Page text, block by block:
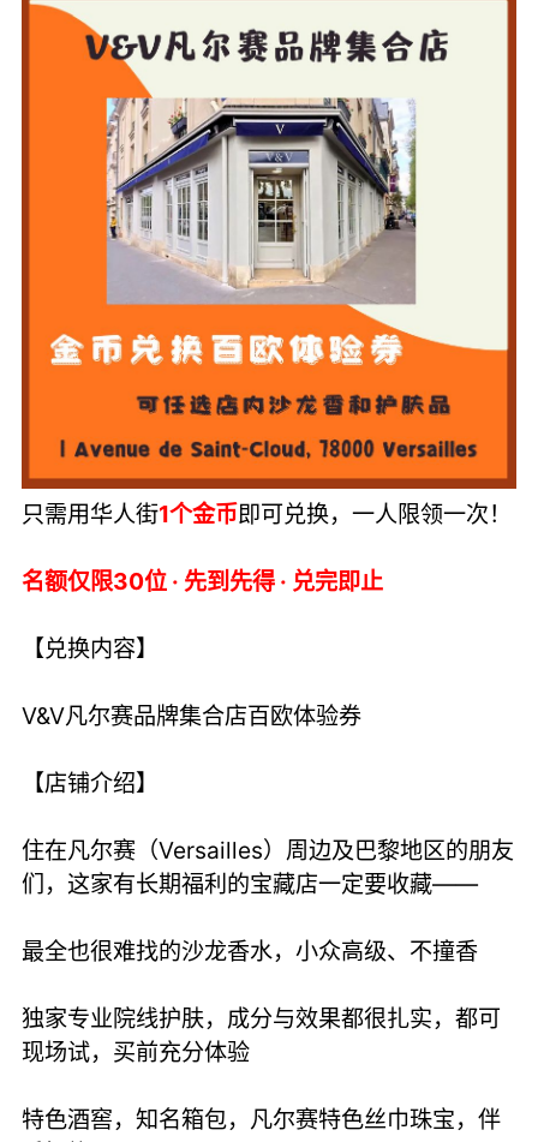
只需用华人街1个金币即可兑换，一人限领一次！
名额仅限30位 · 先到先得 · 兑完即止
【兑换内容】
V&V凡尔赛品牌集合店百欧体验券
【店铺介绍】
住在凡尔赛（Versailles）周边及巴黎地区的朋友
们，这家有长期福利的宝藏店一定要收藏——
最全也很难找的沙龙香水，小众高级、不撞香
独家专业院线护肤，成分与效果都很扎实，都可
现场试，买前充分体验
特色酒窖，知名箱包，凡尔赛特色丝巾珠宝，伴